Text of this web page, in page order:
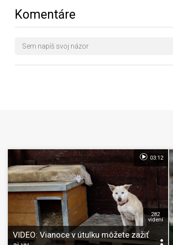
Komentáre
VIDEO: Vianoce v útulku môžete zažiť
282
videní
03:12